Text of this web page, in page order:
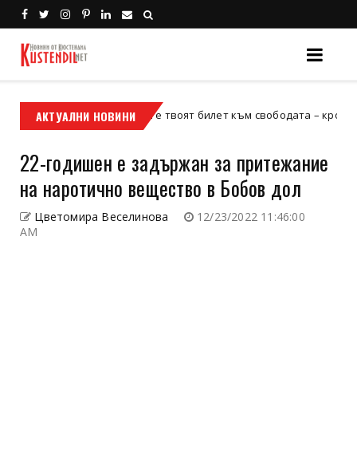
АКТУАЛНИ НОВИНИ
кросов мотор Кой е твоят билет към свободата – кросовият
22-годишен е задържан за притежание
на наротично вещество в Бобов дол
Цветомира Веселинова
12/23/2022 11:46:00
AM